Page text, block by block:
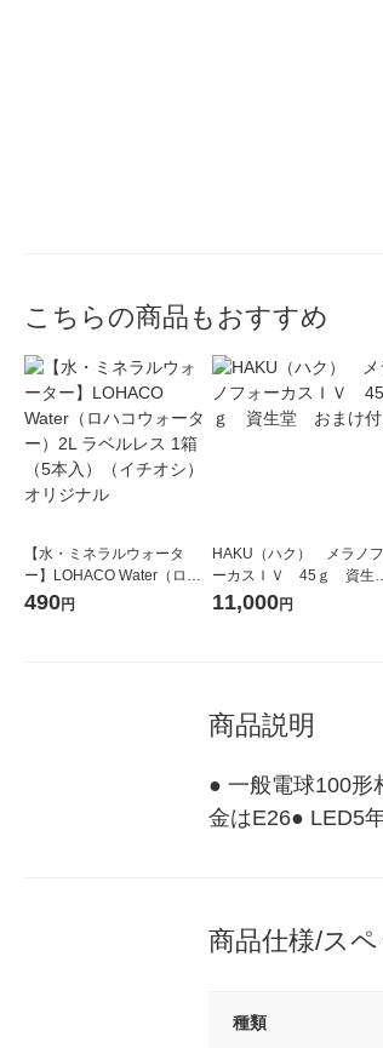
こちらの商品もおすすめ
【水・ミネラルウォータ
ー】LOHACO Water（ロハ
コウォーター）2L ラベルレ
490円
HAKU（ハク） メラノ
ーカスＩＶ 45ｇ 資生
堂 おまけ付き
11,000円
商品説明
● 一般電球100形
金はE26● LED5
商品仕様/スペ
種類